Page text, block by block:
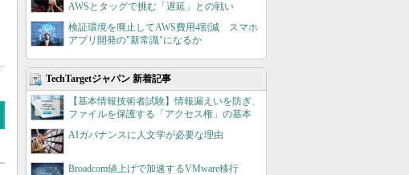
AWSとタッグで挑む「遅延」との戦い
検証環境を廃止してAWS費用4割減 スマホ
アプリ開発の"新常識"になるか
TechTargetジャパン 新着記事
【基本情報技術者試験】情報漏えいを防ぎ、
ファイルを保護する「アクセス権」の基本
AIガバナンスに人文学が必要な理由
Broadcom値上げで加速するVMware移行